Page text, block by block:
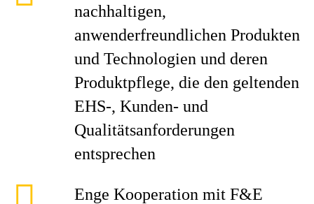
nachhaltigen,
anwenderfreundlichen Produkten
und Technologien und deren
Produktpflege, die den geltenden
EHS-, Kunden- und
Qualitätsanforderungen
entsprechen
Enge Kooperation mit F&E